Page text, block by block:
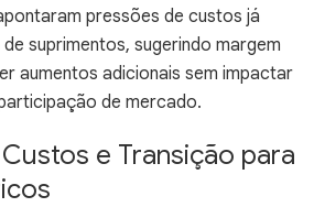
pressões de custos já
suprimentos, sugerindo margem
aumentos adicionais sem impactar
de mercado.
e Transição para